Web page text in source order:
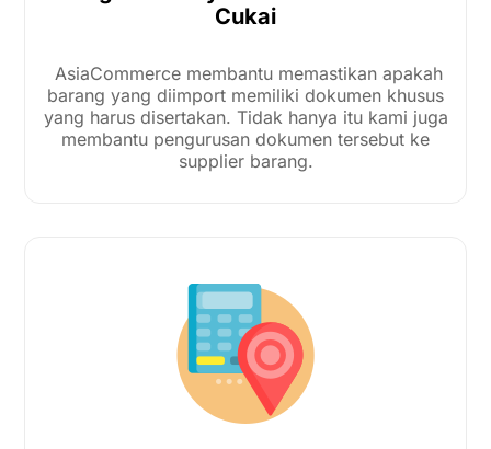
Cukai
AsiaCommerce membantu memastikan apakah
barang yang diimport memiliki dokumen khusus
yang harus disertakan. Tidak hanya itu kami juga
membantu pengurusan dokumen tersebut ke
supplier barang.